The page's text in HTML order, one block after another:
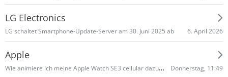
LG Electronics
LG schaltet Smart­phone-Update-Server am 30. Juni 2025 ab 6. April 2026
Apple
Wie animiere ich meine Apple Watch SE3 cellular dazu mir Whatsapp Nachrichten zu signalisieren? Donnerstag, 11:49